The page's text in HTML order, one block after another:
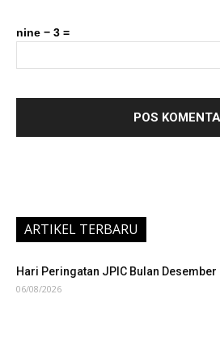
nine − 3 =
ARTIKEL TERBARU
Hari Peringatan JPIC Bulan Desember
06/08/2026